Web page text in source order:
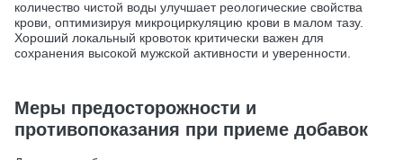
количество чистой воды улучшает реологические свойства
крови, оптимизируя микроциркуляцию крови в малом тазу.
Хороший локальный кровоток критически важен для
сохранения высокой мужской активности и уверенности.
Меры предосторожности и
противопоказания при приеме добавок